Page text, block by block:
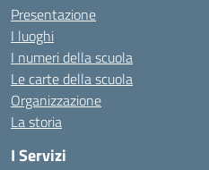
Presentazione
I luoghi
I numeri della scuola
Le carte della scuola
Organizzazione
La storia
I Servizi